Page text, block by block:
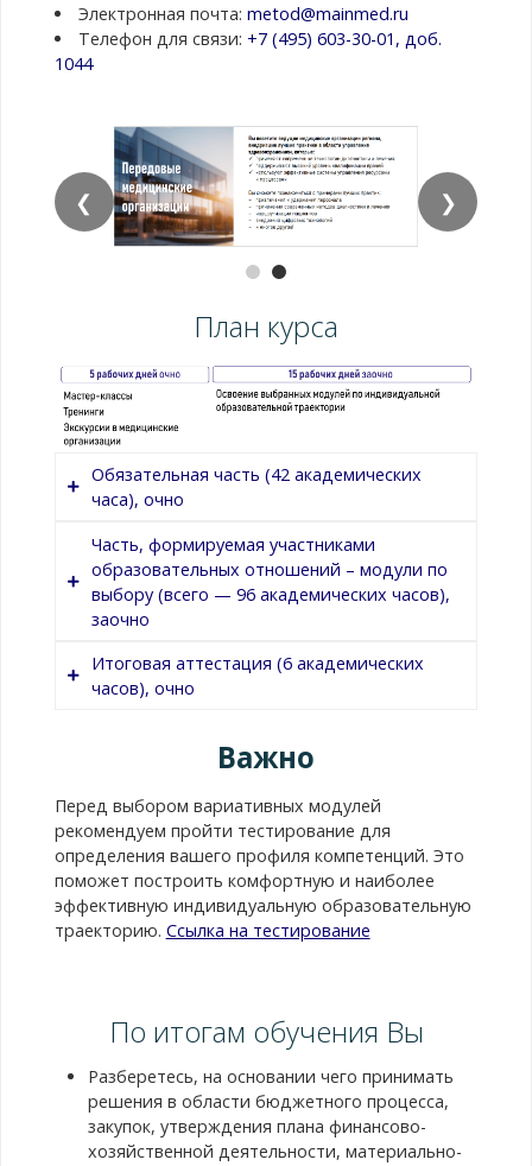
Электронная почта: metod@mainmed.ru
Телефон для связи: +7 (495) 603-30-01, доб.
1044
❮ ❯
План курса
Обязательная часть (42 академических
часа), очно
Номер
модуля
Название
модуля
Трудоемкость
в
Модуль
Практические
управлении
медицинской
организацией:
лучшие практики
управления в
сфере
здравоохранения,
управление
кадровое
обеспечение
системы
здравоохранения,
стратегическая
сессия
Часть, формируемая участниками
образовательных отношений – модули по
выбору (всего — 96 академических часов),
заочно
Номер
Модуль
Инструменты
стратегического
планирования в
здравоохранения
организациях
Модуль
3.
Управление на
основе данных
32
Модуль
Цифровая
32
Итоговая аттестация (6 академических
часов), очно
Название
академических
часах
Итоговая
аттестация
Защита
проекта
6
Важно
Перед выбором вариативных модулей
рекомендуем пройти тестирование для
определения вашего профиля компетенций. Это
поможет построить комфортную и наиболее
эффективную индивидуальную образовательную
траекторию. Ссылка на тестирование
По итогам обучения Вы
Разберетесь, на основании чего принимать
решения в области бюджетного процесса,
закупок, утверждения плана финансово-
хозяйственной деятельности, материально-